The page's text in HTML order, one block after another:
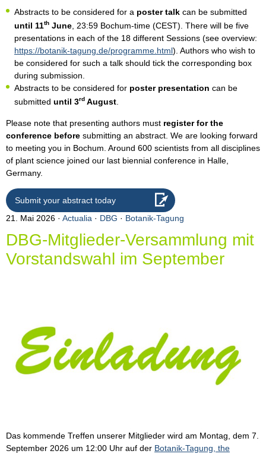
Abstracts to be considered for a poster talk can be submitted
until 11th June , 23:59 Bochum-time (CEST). There will be five
presentations in each of the 18 different Sessions (see overview:
https://botanik-tagung.de/programme.html). Authors who wish to
be considered for such a talk should tick the corresponding box
during submission.
Abstracts to be considered for poster presentation can be
submitted until 3rd August
Please note that presenting authors must register for the
conference before submitting an abstract. We are looking forward
to meeting you in Bochum. Around 600 scientists from all disciplines
of plant science joined our last biennial conference in Halle,
Germany.
Submit your abstract today
21. Mai 2026
Actualia · DBG · Botanik-Tagung
DBG-Mitglieder-Versammlung mit
Vorstandswahl im September
Das kommende Treffen unserer Mitglieder wird am Montag, dem 7.
September 2026 um 12:00 Uhr auf der Botanik-Tagung, the